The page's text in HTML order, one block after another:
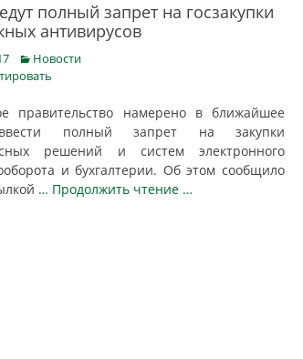
полный запрет на госзакупки
антивирусов
Categories
Новости
правительство намерено в ближайшее
полный запрет на закупки
решений и систем электронного
и бухгалтерии. Об этом сообщило
… Продолжить чтение …